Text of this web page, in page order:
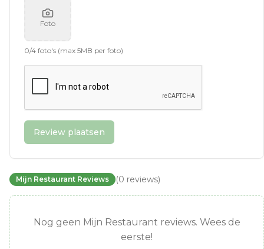
Foto
0/4 foto's (max 5MB per foto)
Review plaatsen
Mijn Restaurant Reviews (0 reviews)
Nog geen Mijn Restaurant reviews. Wees de
eerste!